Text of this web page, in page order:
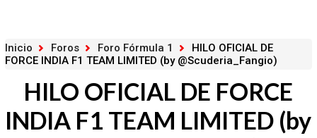
Inicio Foros Foro Fórmula 1
HILO OFICIAL DE
FORCE INDIA F1 TEAM LIMITED (by @Scuderia_Fangio)
HILO OFICIAL DE FORCE
INDIA F1 TEAM LIMITED (by